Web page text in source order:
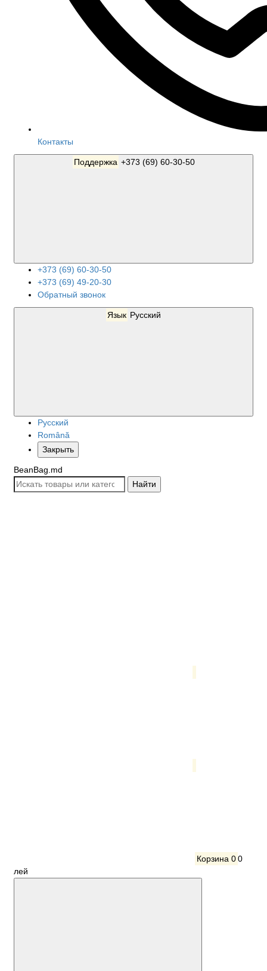
Контакты
Поддержка +373 (69) 60-30-50
+373 (69) 60-30-50
+373 (69) 49-20-30
Обратный звонок
Язык Русский
Русский
Română
Закрыть
BeanBag.md
Найти
Корзина 00
лей